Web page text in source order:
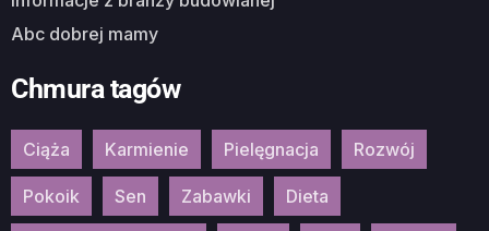
Abc dobrej mamy
Chmura tagów
Ciąża Karmienie Pielęgnacja Rozwój
Pokoik Sen Zabawki Dieta